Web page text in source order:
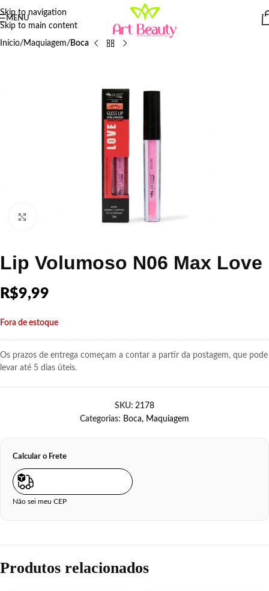
Skip to navigation
Skip to main content
MENU
Início Maquiagem Boca
Lip Volumoso N06 Max Love
R$9,99
Fora de estoque
Os prazos de entrega começam a contar a partir da postagem, que pode
levar até 5 dias úteis.
SKU: 2178
Categorias: Boca, Maquiagem
Calcular o Frete
Não sei meu CEP
Produtos relacionados